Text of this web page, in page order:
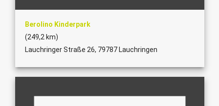
Berolino Kinderpark
(249,2 km)
Lauchringer Straße 26, 79787 Lauchringen